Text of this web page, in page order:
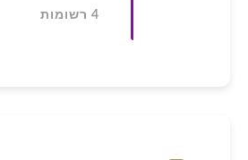
4 רשומות